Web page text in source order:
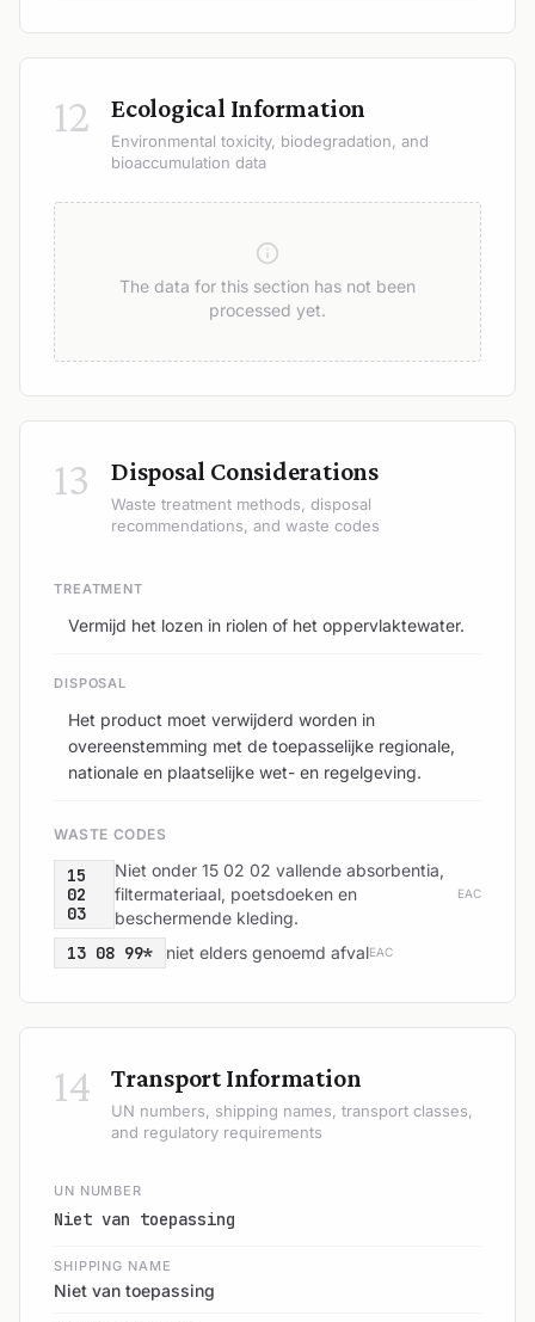
12 Ecological Information
Environmental toxicity, biodegradation, and
bioaccumulation data
The data for this section has not been
processed yet.
13 Disposal Considerations
Waste treatment methods, disposal
recommendations, and waste codes
TREATMENT
Vermijd het lozen in riolen of het oppervlaktewater.
DISPOSAL
Het product moet verwijderd worden in
overeenstemming met de toepasselijke regionale,
nationale en plaatselijke wet- en regelgeving.
WASTE CODES
15
02
03
Niet onder 15 02 02 vallende absorbentia,
filtermateriaal, poetsdoeken en
beschermende kleding.
EAC
13 08 99* niet elders genoemd afvalEAC
14 Transport Information
UN numbers, shipping names, transport classes,
and regulatory requirements
UN NUMBER
Niet van toepassing
SHIPPING NAME
Niet van toepassing